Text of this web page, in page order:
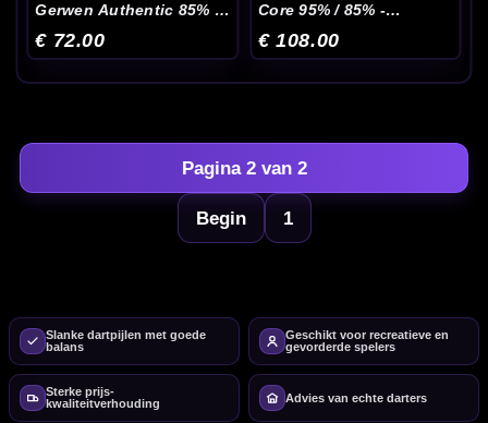
Gerwen Authentic 85% -
€ 72.00
Core 95% / 85% -
€ 108.00
Begin 1
Pagina 2 van 2
Slanke dartpijlen met goede
balans
Geschikt voor recreatieve en
gevorderde spelers
Sterke prijs-
kwaliteitverhouding
Advies van echte darters